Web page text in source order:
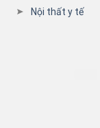
Nội thất y tế